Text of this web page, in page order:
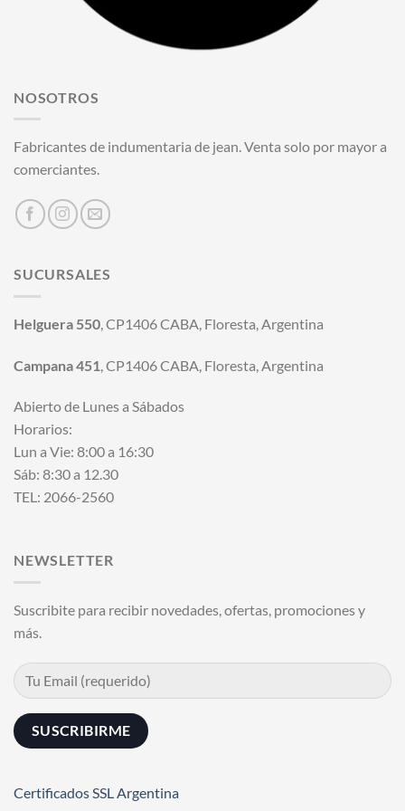
NOSOTROS
Fabricantes de indumentaria de jean. Venta solo por mayor a
comerciantes.
SUCURSALES
Helguera 550, CP1406 CABA, Floresta, Argentina
Campana 451 , CP1406 CABA, Floresta, Argentina
Abierto de Lunes a Sábados
Horarios:
Lun a Vie: 8:00 a 16:30
Sáb: 8:30 a 12.30
TEL: 2066-2560
NEWSLETTER
Suscribite para recibir novedades, ofertas, promociones y
más.
Certificados SSL Argentina